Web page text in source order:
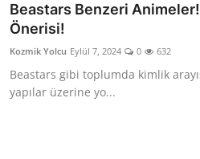
Dizi & Film
Testler
Beastars Benzeri
Önerisi!
Kozmik Yolcu Eylül 7, 2024 0 632
Beastars gibi toplumda kimlik
yapılar üzerine yo...